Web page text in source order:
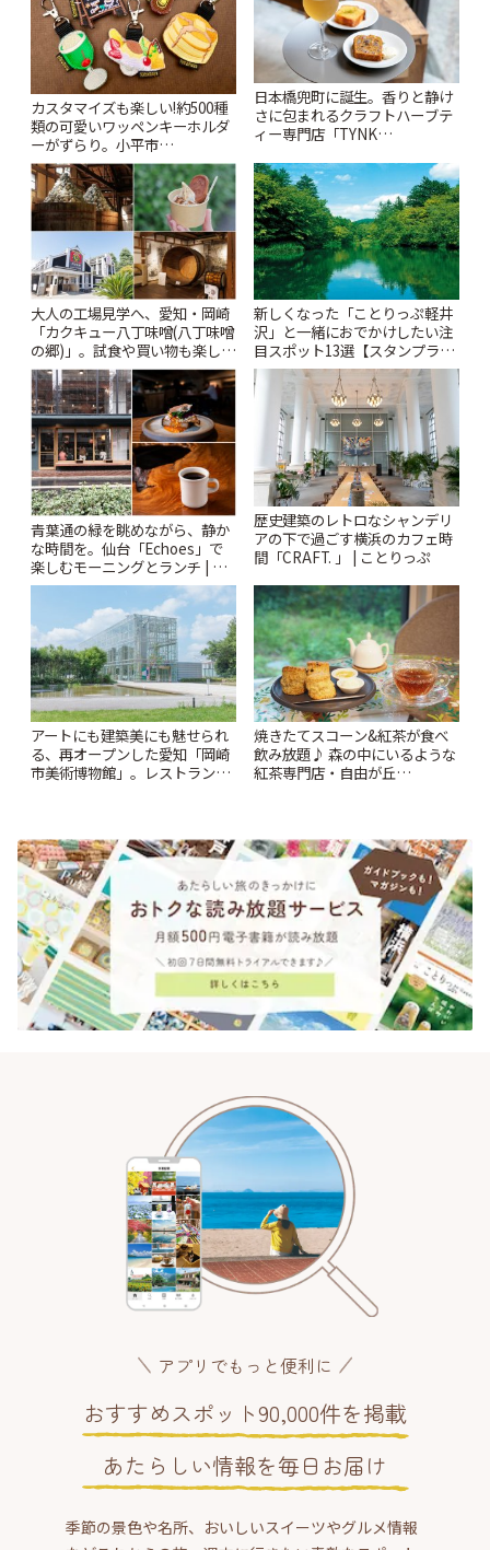
カスタマイズも楽しい!約500種
類の可愛いワッペンキーホルダ
ーがずらり。小平市
「Kimamaya T&K」 | ことりっ
ぷ
日本橋兜町に誕生。香りと静け
さに包まれるクラフトハーブテ
ィー専門店「TYNK
大人の工場見学へ、愛知・岡崎
「カクキュー八丁味噌(八丁味噌
の郷)」。試食や買い物も楽しみ
♪ | ことりっぷ
新しくなった「ことりっぷ軽井
沢」と一緒におでかけしたい注
目スポット13選【スタンプラリ
ー開催中】 | ことりっぷ
青葉通の緑を眺めながら、静か
な時間を。仙台「Echoes」で
楽しむモーニングとランチ | こ
とりっぷ
歴史建築のレトロなシャンデリ
アの下で過ごす横浜のカフェ時
間「CRAFT. 」 | ことりっぷ
アートにも建築美にも魅せられ
る、再オープンした愛知「岡崎
市美術博物館」。レストランや
焼きたてスコーン&紅茶が食べ
飲み放題♪ 森の中にいるような
紅茶専門店・自由が丘
アプリでもっと便利に
おすすめスポット90,000件を掲載
あたらしい情報を毎日お届け
季節の景色や名所、おいしいスイーツやグルメ情報